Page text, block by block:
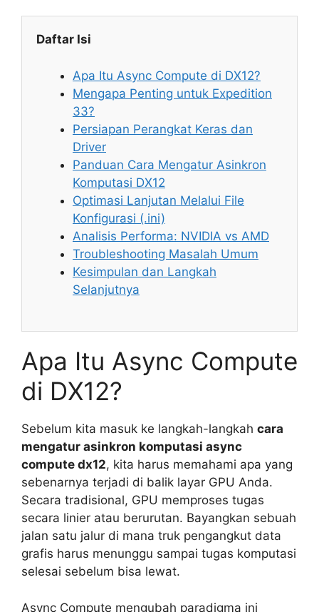
Daftar Isi
Apa Itu Async Compute di DX12?
Mengapa Penting untuk Expedition
33?
Persiapan Perangkat Keras dan
Driver
Panduan Cara Mengatur Asinkron
Komputasi DX12
Optimasi Lanjutan Melalui File
Konfigurasi (.ini)
Analisis Performa: NVIDIA vs AMD
Troubleshooting Masalah Umum
Kesimpulan dan Langkah
Selanjutnya
Apa Itu Async Compute
di DX12?
Sebelum kita masuk ke langkah-langkah cara
mengatur asinkron komputasi async
compute dx12, kita harus memahami apa yang
sebenarnya terjadi di balik layar GPU Anda.
Secara tradisional, GPU memproses tugas
secara linier atau berurutan. Bayangkan sebuah
jalan satu jalur di mana truk pengangkut data
grafis harus menunggu sampai tugas komputasi
selesai sebelum bisa lewat.
Async Compute mengubah paradigma ini